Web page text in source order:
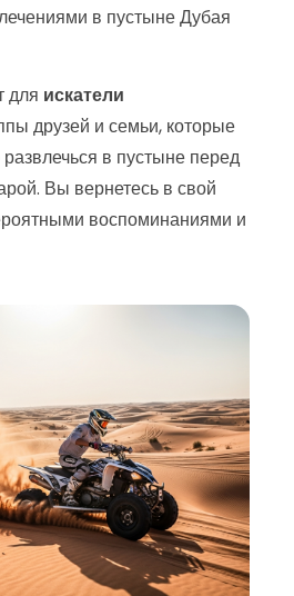
в пустыне Дубая
для искатели
друзей и семьи, которые
в пустыне перед
Вы вернетесь в свой
воспоминаниями и